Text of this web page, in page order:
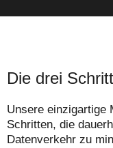
Die drei
Unsere einzigartige
Schritten, die
Datenverkehr zu